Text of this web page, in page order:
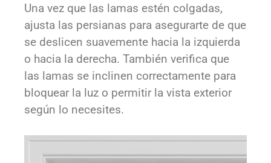
Una vez que las lamas estén colgadas,
ajusta las persianas para asegurarte de que
se deslicen suavemente hacia la izquierda
o hacia la derecha. También verifica que
las lamas se inclinen correctamente para
bloquear la luz o permitir la vista exterior
según lo necesites.